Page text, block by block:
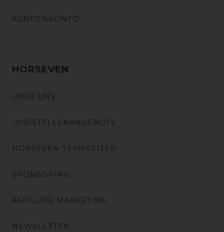
KUNDENKONTO
HORSEVEN
ÜBER UNS
JOB/STELLENANGEBOTE
HORSEVEN TEAMREITER
SPONSORING
AFFILIATE MARKETING
NEWSLETTER